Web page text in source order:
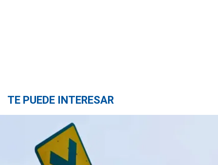
TE PUEDE INTERESAR